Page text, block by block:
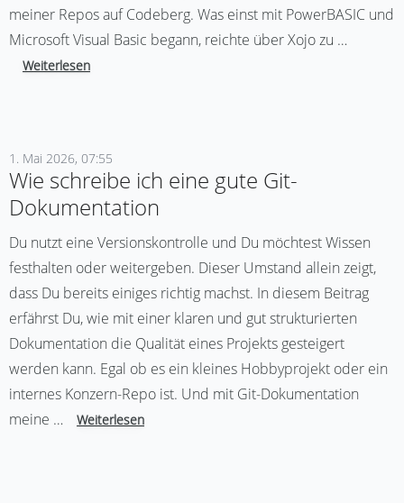
meiner Repos auf Codeberg. Was einst mit PowerBASIC und
Microsoft Visual Basic begann, reichte über Xojo zu …
Weiterlesen
1. Mai 2026, 07:55
Wie schreibe ich eine gute Git-
Dokumentation
Du nutzt eine Versionskontrolle und Du möchtest Wissen
festhalten oder weitergeben. Dieser Umstand allein zeigt,
dass Du bereits einiges richtig machst. In diesem Beitrag
erfährst Du, wie mit einer klaren und gut strukturierten
Dokumentation die Qualität eines Projekts gesteigert
werden kann. Egal ob es ein kleines Hobbyprojekt oder ein
internes Konzern-Repo ist. Und mit Git-Dokumentation
meine …
Weiterlesen